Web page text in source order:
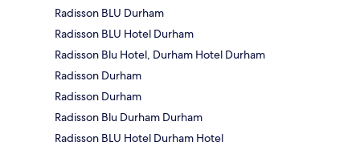
Radisson BLU Durham
Radisson BLU Hotel Durham
Radisson Blu Hotel, Durham Hotel Durham
Radisson Durham
Radisson Durham
Radisson Blu Durham Durham
Radisson BLU Hotel Durham Hotel